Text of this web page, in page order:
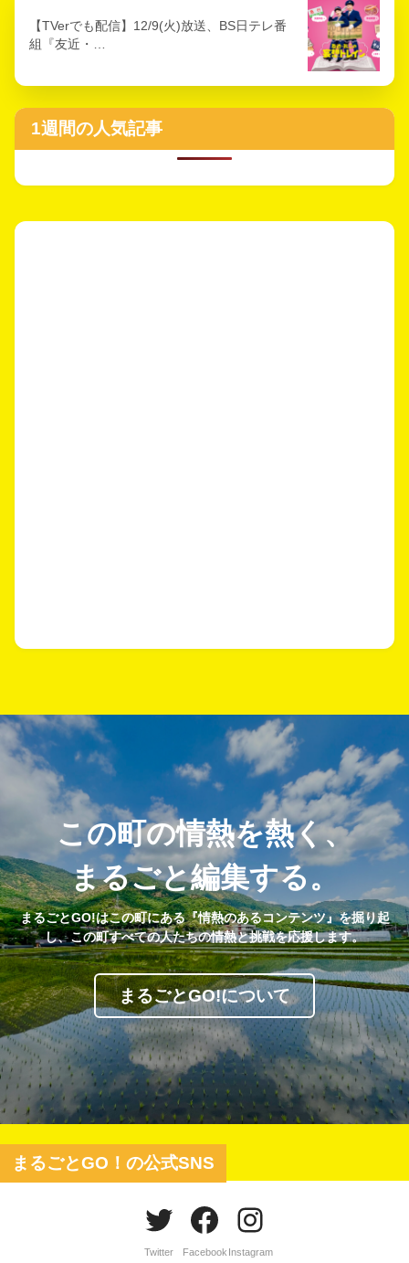
【TVerでも配信】12/9(火)放送、BS日テレ番
組『友近・…
1週間の人気記事
この町の情熱を熱く、
まるごと編集する。
まるごとGO!はこの町にある『情熱のあるコンテンツ』を掘り起
し、この町すべての人たちの情熱と挑戦を応援します。
まるごとGO!について
まるごとGO！の公式SNS